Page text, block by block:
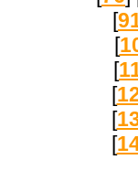
[
[
[
[
[
[